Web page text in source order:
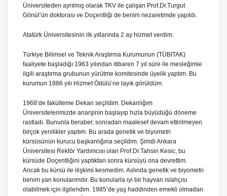
Üniversiteden ayrılmış olarak TKV ile çalışan Prof.Dr.Turgut
Gönül’ün doktorası ve Doçentliği de benim nezaretimde yapıldı.
Atatürk Üniversitesinin ilk yıllarında 2 ay hizmet verdim.
Türkiye Bilimsel ve Teknik Araştırma Kurumunun (TÜBİTAK)
faaliyete başladığı 1963 yılından itibaren 7 yıl süre ile mesleğimle
ilgili araştırma grubunun yürütme komitesinde üyelik yaptım. Bu
kurumun 1986 yılı Hizmet Ödülü’ne layık görüldüm.
1968’de fakülteme Dekan seçildim. Dekanlığım
Üniversitelerimizde anarşinin başlayıp hızla büyüdüğü döneme
rastladı. Bununla beraber, sonradan maalesef devam ettirilmeyen
birçok yenilikler yaptım. Bu arada genetik ve biyometri
kürsüsünün kurucu başkanlığına seçildim. Şimdi Ankara
Üniversitesi Rektör Yardımcısı olan Prof.Dr.Tahsin Kesic, bu
kürsüde Doçentliğini yaptıktan sonra kürsüyü ona devrettim.
Ancak bu kürsü ile ilişkimi kesmedim. Aslında genetik ve biyometri
benim yan konularımdır. Bu konularla iyi bir hayvan islahçısı
olabilmek için ilgilendim. 1985’de yaş haddinden emekli olmadan